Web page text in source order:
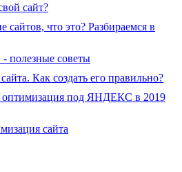
сайт?
сайтов, что это? Разбираемся в
- полезные советы
Как создать его правильно?
оптимизация под ЯНДЕКС в 2019
сайта